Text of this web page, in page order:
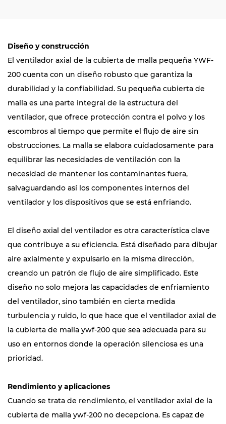
Diseño y construcción
El ventilador axial de la cubierta de malla pequeña YWF-
200 cuenta con un diseño robusto que garantiza la
durabilidad y la confiabilidad. Su pequeña cubierta de
malla es una parte integral de la estructura del
ventilador, que ofrece protección contra el polvo y los
escombros al tiempo que permite el flujo de aire sin
obstrucciones. La malla se elabora cuidadosamente para
equilibrar las necesidades de ventilación con la
necesidad de mantener los contaminantes fuera,
salvaguardando así los componentes internos del
ventilador y los dispositivos que se está enfriando.
El diseño axial del ventilador es otra característica clave
que contribuye a su eficiencia. Está diseñado para dibujar
aire axialmente y expulsarlo en la misma dirección,
creando un patrón de flujo de aire simplificado. Este
diseño no solo mejora las capacidades de enfriamiento
del ventilador, sino también en cierta medida
turbulencia y ruido, lo que hace que el ventilador axial de
la cubierta de malla ywf-200 que sea adecuada para su
uso en entornos donde la operación silenciosa es una
prioridad.
Rendimiento y aplicaciones
Cuando se trata de rendimiento, el ventilador axial de la
cubierta de malla ywf-200 no decepciona. Es capaz de